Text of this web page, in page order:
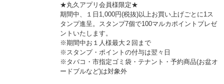
★丸久アプリ会員様限定★
期間中、１日1,000円(税抜)以上お買い上げごとに1ス
タンプ進呈。スタンプ7個で100マルカポイントプレゼ
ントいたします。
※期間中お１人様最大２回まで
※スタンプ・ポイントの付与は翌々日
※タバコ・市指定ゴミ袋・テナント・予約商品(お盆オ
ードブルなど)は対象外